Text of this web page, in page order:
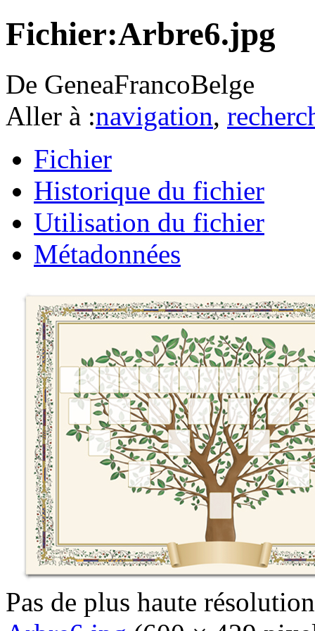
Fichier:Arbre6.jpg
De GeneaFrancoBelge
Aller à :navigation,
Fichier
Historique du fichier
Utilisation du fichier
Métadonnées
Pas de plus haute